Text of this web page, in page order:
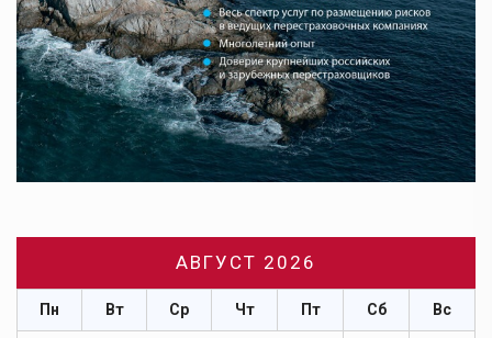
АВГУСТ 2026
Пн Вт Ср Чт Пт Сб Вс